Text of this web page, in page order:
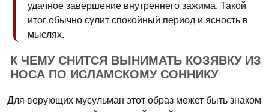
удачное завершение внутреннего зажима. Такой
итог обычно сулит спокойный период и ясность в
мыслях.
К ЧЕМУ СНИТСЯ ВЫНИМАТЬ КОЗЯВКУ ИЗ
НОСА ПО ИСЛАМСКОМУ СОННИКУ
Для верующих мусульман этот образ может быть знаком